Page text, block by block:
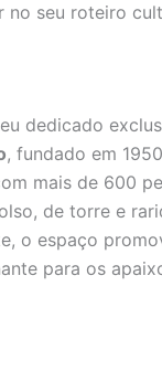
no seu roteiro
dedicado
, fundado em
mais de 600
de torre e
o espaço
para os